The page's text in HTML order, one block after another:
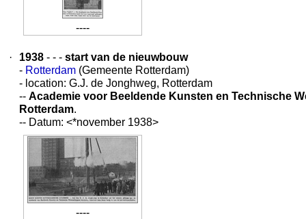
----
· 1938 - - - start van de nieuwbouw
- Rotterdam (Gemeente Rotterdam)
- location: G.J. de Jonghweg, Rotterdam
-- Academie voor Beeldende Kunsten en Technische
Rotterdam.
-- Datum: <*november 1938>
----